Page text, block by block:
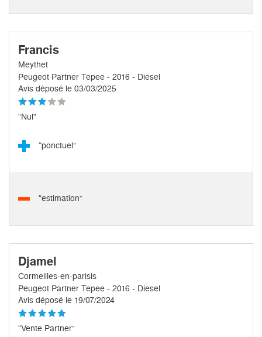
Francis
Meythet
Peugeot Partner Tepee - 2016 - Diesel
Avis déposé le 03/03/2025
“Nul”
“ponctuel”
“estimation”
Djamel
Cormeilles-en-parisis
Peugeot Partner Tepee - 2016 - Diesel
Avis déposé le 19/07/2024
“Vente Partner”